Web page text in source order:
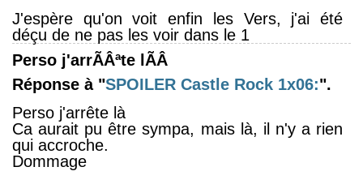
J'espère qu'on voit enfin les Vers, j'ai été
déçu de ne pas les voir dans le 1
Perso j'arrÃÂªte lÃÂ
Réponse à "SPOILER Castle Rock 1x06:".
Perso j'arrête là
Ca aurait pu être sympa, mais là, il n'y a rien
qui accroche.
Dommage